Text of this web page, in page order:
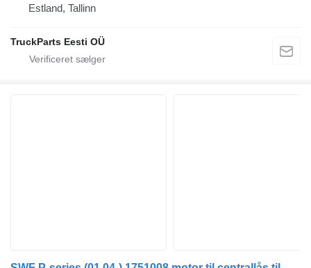
Estland, Tallinn
TruckParts Eesti OÜ